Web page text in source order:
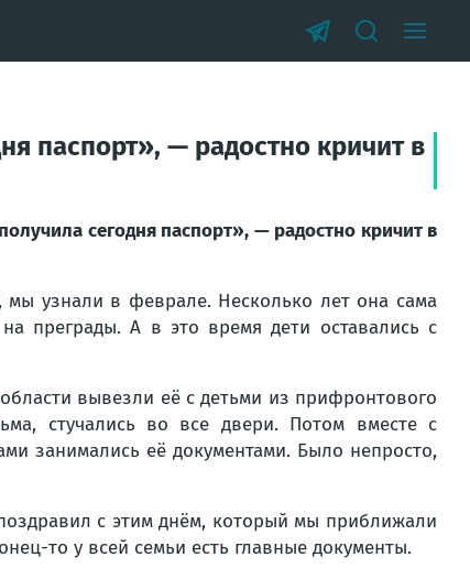
паспорт», — радостно кричит в
сегодня паспорт», — радостно кричит в
мы узнали в феврале. Несколько лет она сама
преграды. А в это время дети оставались с
вывезли её с детьми из прифронтового
стучались во все двери. Потом вместе с
занимались её документами. Было непросто,
с этим днём, который мы приближали
то у всей семьи есть главные документы.